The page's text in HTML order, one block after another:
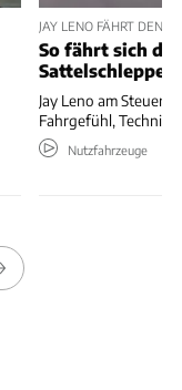
JAY LENO FÄHRT DEN
So fährt sich
Sattelschlepper
Jay Leno am Steuer
Fahrgefühl, Technik
Nutzfahrzeuge